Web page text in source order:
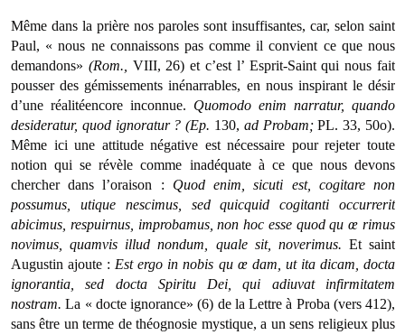
Même dans la prière nos paroles sont insuffisantes, car, selon saint
Paul, « nous ne connaissons pas comme il convient ce que nous
demandons» (Rom., VIII, 26) et c’est l’ Esprit-Saint qui nous fait
pousser des gémissements inénarrables, en nous inspirant le désir
d’une réalitéencore inconnue. Quomodo enim narratur, quando
desideratur, quod ignoratur ? (Ep. 130, ad Probam;PL. 33, 50o).
Même ici une attitude négative est nécessaire pour rejeter toute
notion qui se révèle comme inadéquate à ce que nous devons
chercher dans l’oraison : Quod enim, sicuti est, cogitare non
possumus, utique nescimus, sed quicquid cogitanti occurrerit
abicimus, respuirnus, improbamus, non hoc esse quod qu œ rimus
novimus, quamvis illud nondum, quale sit, noverimus. Et saint
Augustin ajoute : Est ergo in nobis qu œ dam, ut ita dicam, docta
ignorantia, sed docta Spiritu Dei, qui adiuvat infirmitatem
nostram.La « docte ignorance» (6) de la Lettre à Proba (vers 412),
sans être un terme de théognosie mystique, a un sens religieux plus